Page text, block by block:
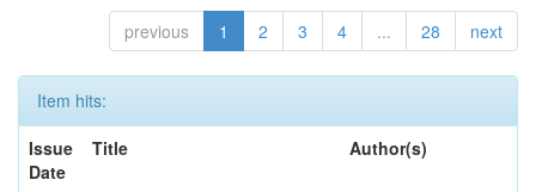
previous 1 2 3 4 ... 28 next
Item hits:
Issue
Date
Title Author(s)